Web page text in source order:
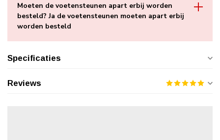
Moeten de voetensteunen apart erbij worden
besteld? Ja de voetensteunen moeten apart erbij
worden besteld
Specificaties
Reviews